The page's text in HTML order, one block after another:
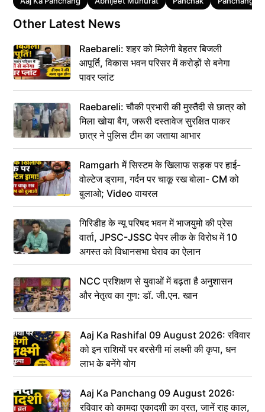
Other Latest News
Raebareli: शहर को मिलेगी बेहतर बिजली
आपूर्ति, विकास भवन परिसर में करोड़ों से बनेगा
पावर प्लांट
Raebareli: चौकी प्रभारी की मुस्तैदी से छात्र को
मिला खोया बैग, जरूरी दस्तावेज सुरक्षित पाकर
छात्र ने पुलिस टीम का जताया आभार
Ramgarh में सिस्टम के खिलाफ सड़क पर हाई-
वोल्टेज ड्रामा, गर्दन पर चाकू रख बोला- CM को
बुलाओ; Video वायरल
गिरिडीह के न्यू परिषद भवन में भाजयुमो की प्रेस
वार्ता, JPSC-JSSC पेपर लीक के विरोध में 10
अगस्त को विधानसभा घेराव का ऐलान
NCC प्रशिक्षण से युवाओं में बढ़ता है अनुशासन
और नेतृत्व का गुण: डॉ. जी.एन. खान
Aaj Ka Rashifal 09 August 2026: रविवार
को इन राशियों पर बरसेगी मां लक्ष्मी की कृपा, धन
लाभ के बनेंगे योग
Aaj Ka Panchang 09 August 2026:
रविवार को कामदा एकादशी का व्रत, जानें राहु काल,